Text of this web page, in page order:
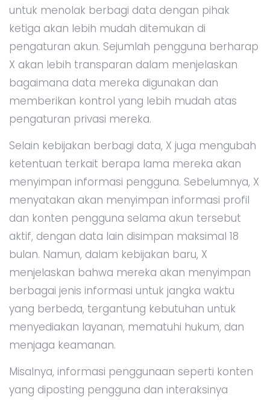
untuk menolak berbagi data dengan pihak
ketiga akan lebih mudah ditemukan di
pengaturan akun. Sejumlah pengguna berharap
X akan lebih transparan dalam menjelaskan
bagaimana data mereka digunakan dan
memberikan kontrol yang lebih mudah atas
pengaturan privasi mereka.
Selain kebijakan berbagi data, X juga mengubah
ketentuan terkait berapa lama mereka akan
menyimpan informasi pengguna. Sebelumnya, X
menyatakan akan menyimpan informasi profil
dan konten pengguna selama akun tersebut
aktif, dengan data lain disimpan maksimal 18
bulan. Namun, dalam kebijakan baru, X
menjelaskan bahwa mereka akan menyimpan
berbagai jenis informasi untuk jangka waktu
yang berbeda, tergantung kebutuhan untuk
menyediakan layanan, mematuhi hukum, dan
menjaga keamanan.
Misalnya, informasi penggunaan seperti konten
yang diposting pengguna dan interaksinya